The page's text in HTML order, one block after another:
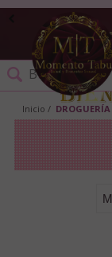
Inicio DROGUERÍA